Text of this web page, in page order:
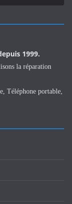
1999.
la réparation
Téléphone portable,